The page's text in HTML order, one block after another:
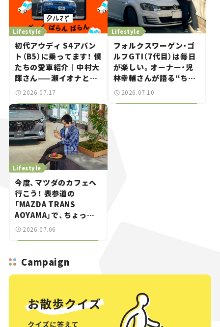
Lifestyle
初代アウディ S4アバン
ト（B5）に乗ってます！ 僕
たちの愛車紹介｜中村大
輝さん——瀬イオナと嶋
田智之の「クルマでざっ
2026.07.17
Lifestyle
フォルクスワーゲン・ゴ
ルフGTI（7代目）は毎日
が楽しい。オーナー・児
林幸輔さんが語る“ちょ
うどいいスポーツカ
2026.07.10
Lifestyle
今度、マツダのカフェへ
行こう！ 表参道の
「MAZDA TRANS
AOYAMA」で、ちょっと
ひと息。——連載｜CCG
2026.07.06
Campaign